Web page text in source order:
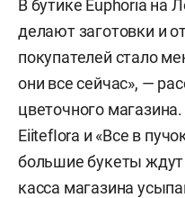
В бутике Euphoria на
делают заготовки и
покупателей стало
они все сейчас», —
цветочного
EiitefIora и «Все в
большие букеты ждут
касса магазина